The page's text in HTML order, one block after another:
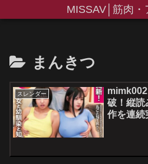
MISSAV│筋肉・
まんきつ
スレンダー
破！縦読
作を連続
京シェ
知らな
音うらら